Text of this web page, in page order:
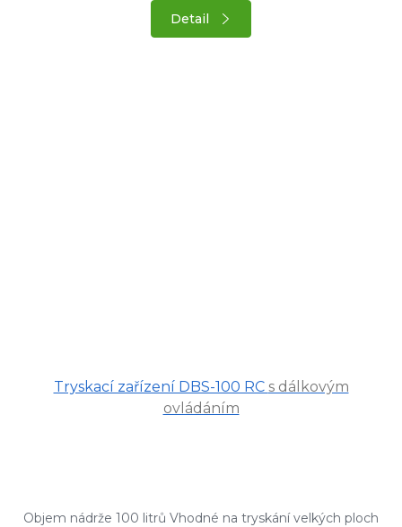
Detail
Tryskací zařízení DBS-100 RC s dálkovým
ovládáním
Objem nádrže 100 litrů Vhodné na tryskání velkých ploch